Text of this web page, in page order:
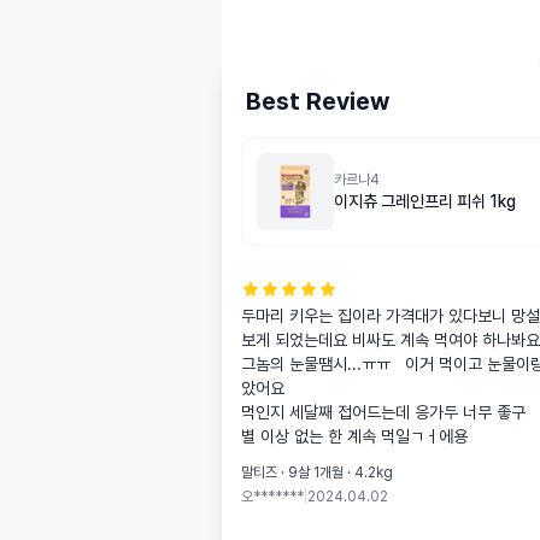
Best Review
카르나4
이지츄 그레인프리 피쉬 1kg
두마리 키우는 집이라 가격대가 있다보니 망
보게 되었는데요 비싸도 계속 먹여야 하나봐요
그놈의 눈물땜시...ㅠㅠ   이거 먹이고 눈물이
았어요
먹인지 세달째 접어드는데 응가두 너무 좋구
별 이상 없는 한 계속 먹일ㄱㅓ에용
말티즈 · 9살 1개월 · 4.2kg
오******* 2024.04.02